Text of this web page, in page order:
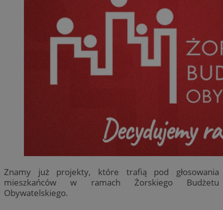
Znamy już projekty, które trafią pod głosowania
mieszkańców w ramach Żorskiego Budżetu
Obywatelskiego.